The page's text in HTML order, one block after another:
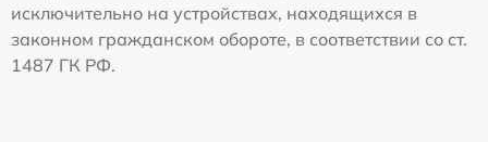
исключительно на устройствах, находящихся в
законном гражданском обороте, в соответствии со ст.
1487 ГК РФ.